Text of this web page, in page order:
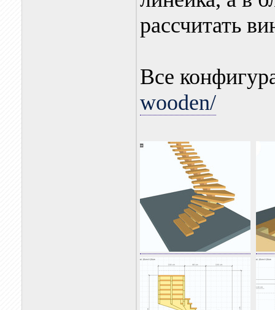
рассчитать
Все
wooden/